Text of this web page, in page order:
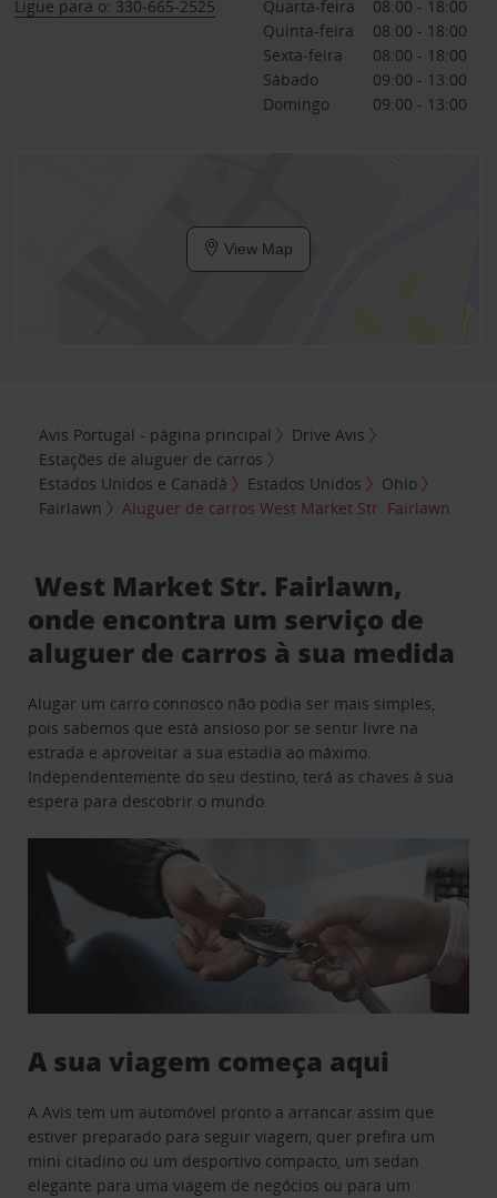
Ligue para o: 330-665-2525
Quarta-feira
08:00 - 18:00
Quinta-feira
08:00 - 18:00
Sexta-feira
08:00 - 18:00
Sábado
09:00 - 13:00
Domingo
09:00 - 13:00
View Map
Avis Portugal - página principal
Drive Avis
Estações de aluguer de carros
Estados Unidos e Canadá
Estados Unidos
Ohio
Fairlawn
Aluguer de carros West Market Str. Fairlawn
West Market Str. Fairlawn,
onde encontra um serviço de
aluguer de carros à sua medida
Alugar um carro connosco não podia ser mais simples,
pois sabemos que está ansioso por se sentir livre na
estrada e aproveitar a sua estadia ao máximo.
Independentemente do seu destino, terá as chaves à sua
espera para descobrir o mundo.
A sua viagem começa aqui
A Avis tem um automóvel pronto a arrancar assim que
estiver preparado para seguir viagem, quer prefira um
mini citadino ou um desportivo compacto, um sedan
elegante para uma viagem de negócios ou para um